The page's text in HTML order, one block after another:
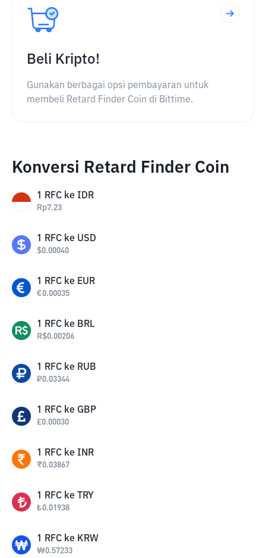
Beli Kripto!
Gunakan berbagai opsi pembayaran untuk
membeli Retard Finder Coin di Bittime.
Konversi Retard Finder Coin
1 RFC ke IDR
Rp7.23
1 RFC ke USD
$0.00040
1 RFC ke EUR
€0.00035
1 RFC ke BRL
R$0.00206
1 RFC ke RUB
₽0.03344
1 RFC ke GBP
£0.00030
1 RFC ke INR
₹0.03867
1 RFC ke TRY
₺0.01938
1 RFC ke KRW
₩0.57233